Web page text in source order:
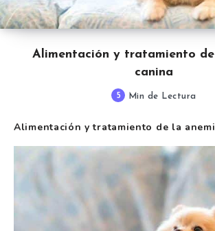
Alimentación y tratamiento
canina
5 Min de Lectura
Alimentación y tratamiento de la